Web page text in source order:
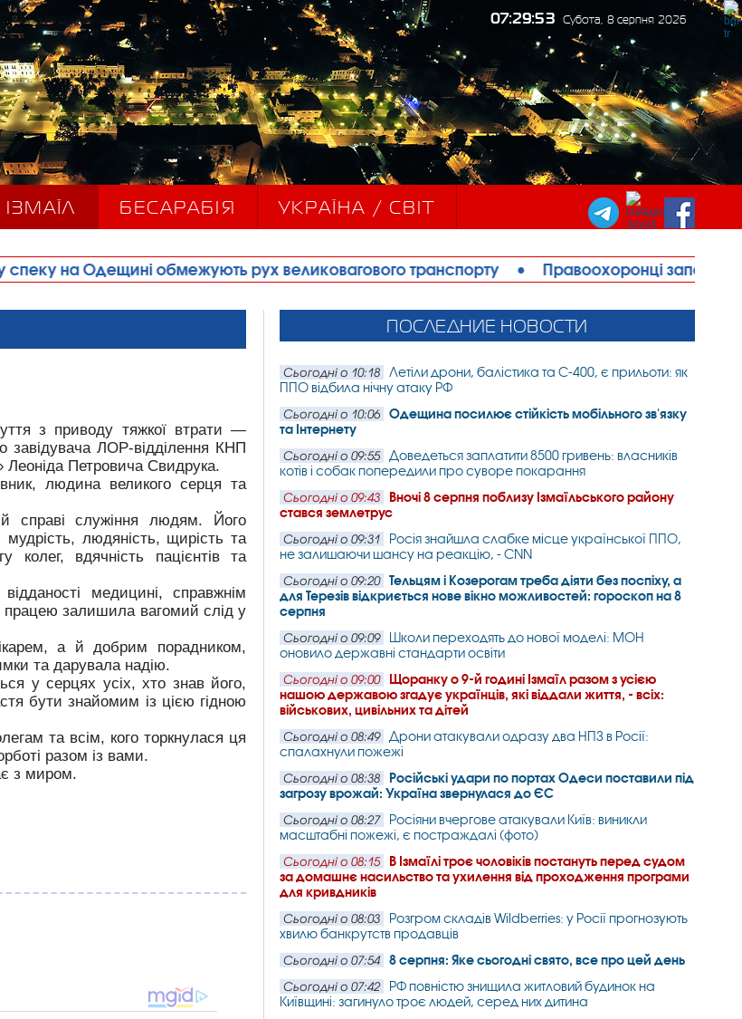
07:29:55 Субота, 8 серпня 2026
ІЗМАЇЛ БЕСАРАБІЯ УКРАЇНА / СВІТ
обмежують рух великовагового транспорту • Правоохоронці запобігли теракту в
з приводу тяжкої втрати —
завідувача ЛОР-відділення КНП
Леоніда Петровича Свидрука.
людина великого серця та
справі служіння людям. Його
мудрість, людяність, щирість та
колег, вдячність пацієнтів та
медицині, справжнім
залишила вагомий слід у
а й добрим порадником,
та дарувала надію.
у серцях усіх, хто знав його,
бути знайомим із цією гідною
та всім, кого торкнулася ця
разом із вами.
з миром.
ПОСЛЕДНИЕ НОВОСТИ
Сьогодні о 10:18
Летіли дрони, балістика та С-400, є прильоти: як
ППО відбила нічну атаку РФ
Сьогодні о 10:06
Одещина посилює стійкість мобільного зв'язку
та Інтернету
Сьогодні о 09:55
Доведеться заплатити 8500 гривень: власників
котів і собак попередили про суворе покарання
Сьогодні о 09:43
Вночі 8 серпня поблизу Ізмаїльського району
стався землетрус
Сьогодні о 09:31
Росія знайшла слабке місце української ППО,
не залишаючи шансу на реакцію, - CNN
Сьогодні о 09:20
Тельцям і Козерогам треба діяти без поспіху, а
для Терезів відкриється нове вікно можливостей: гороскоп на 8
серпня
Сьогодні о 09:09
Школи переходять до нової моделі: МОН
оновило державні стандарти освіти
Сьогодні о 09:00
Щоранку о 9-й годині Ізмаїл разом з усією
нашою державою згадує українців, які віддали життя, - всіх:
військових, цивільних та дітей
Сьогодні о 08:49
Дрони атакували одразу два НПЗ в Росії:
спалахнули пожежі
Сьогодні о 08:38
Російські удари по портах Одеси поставили під
загрозу врожай: Україна звернулася до ЄС
Сьогодні о 08:27
Росіяни вчергове атакували Київ: виникли
масштабні пожежі, є постраждалі (фото)
Сьогодні о 08:15
В Ізмаїлі троє чоловіків постануть перед судом
за домашнє насильство та ухилення від проходження програми
для кривдників
Сьогодні о 08:03
Розгром складів Wildberries: у Росії прогнозують
хвилю банкрутств продавців
Сьогодні о 07:54 8 серпня: Яке сьогодні свято, все про цей день
Сьогодні о 07:42
РФ повністю знищила житловий будинок на
Київщині: загинуло троє людей, серед них дитина